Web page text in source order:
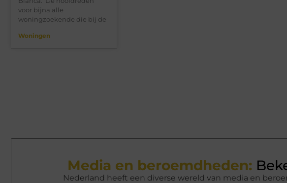
voor bijna alle
woningzoekende die bij de
Woningen
Media en beroemdheden:
Nederland heeft een diverse wereld van media en